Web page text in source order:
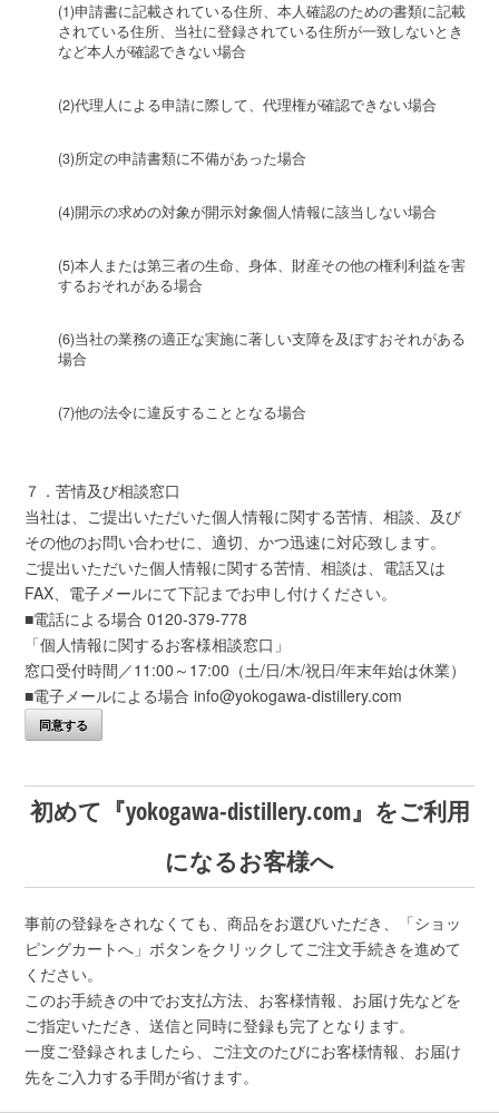
(1)申請書に記載されている住所、本人確認のための書類に記載
されている住所、当社に登録されている住所が一致しないとき
など本人が確認できない場合
(2)代理人による申請に際して、代理権が確認できない場合
(3)所定の申請書類に不備があった場合
(4)開示の求めの対象が開示対象個人情報に該当しない場合
(5)本人または第三者の生命、身体、財産その他の権利利益を害
するおそれがある場合
(6)当社の業務の適正な実施に著しい支障を及ぼすおそれがある
場合
(7)他の法令に違反することとなる場合
７．苦情及び相談窓口
当社は、ご提出いただいた個人情報に関する苦情、相談、及び
その他のお問い合わせに、適切、かつ迅速に対応致します。
ご提出いただいた個人情報に関する苦情、相談は、電話又は
FAX、電子メールにて下記までお申し付けください。
■電話による場合 0120-379-778
「個人情報に関するお客様相談窓口」
窓口受付時間／11:00～17:00（土/日/木/祝日/年末年始は休業）
■電子メールによる場合 info@yokogawa-distillery.com
同意する
初めて『yokogawa-distillery.com』をご利用
になるお客様へ
事前の登録をされなくても、商品をお選びいただき、「ショッ
ピングカートへ」ボタンをクリックしてご注文手続きを進めて
ください。
このお手続きの中でお支払方法、お客様情報、お届け先などを
ご指定いただき、送信と同時に登録も完了となります。
一度ご登録されましたら、ご注文のたびにお客様情報、お届け
先をご入力する手間が省けます。